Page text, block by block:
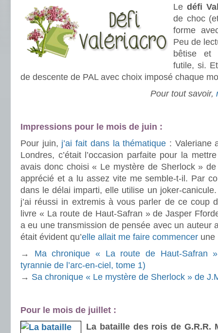
Le défi
de choc
forme
Peu de
bêtise et
futile, si.
de descente de PAL avec choix imposé chaque
Pour tout savoir,
Impressions pour le mois de juin :
Pour juin, j’ai fait dans la thématique : Valeriane
Londres, c’était l’occasion parfaite pour la
avais donc choisi « Le mystère de Sherlock »
apprécié et a lu assez vite me semble-t-il. Par
dans le délai imparti, elle utilise un joker-
j’ai réussi in extremis à vous parler de ce coup
livre « La route de Haut-Safran » de Jasper
a eu une transmission de pensée avec un auteur
était évident qu’elle allait me faire commencer une
→ Ma chronique « La route de Haut-Safran
tyrannie de l’arc-en-ciel, tome 1)
→ Sa chronique « Le mystère de Sherlock » de
Pour le mois de juillet :
La bataille des rois de G.R.R.